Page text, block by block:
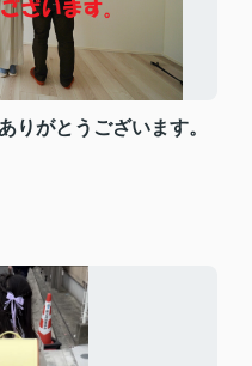
りがとうございます。